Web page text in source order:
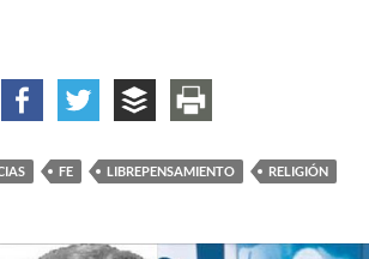
de creer
FE LIBREPENSAMIENTO RELIGIÓN